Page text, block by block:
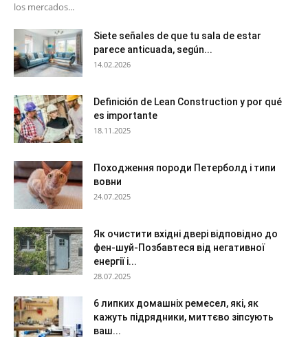
los mercados...
Siete señales de que tu sala de estar
parece anticuada, según...
14.02.2026
Definición de Lean Construction y por qué
es importante
18.11.2025
Походження породи Петерболд і типи
вовни
24.07.2025
Як очистити вхідні двері відповідно до
фен-шуй-Позбавтеся від негативної
енергії і...
28.07.2025
6 липких домашніх ремесел, які, як
кажуть підрядники, миттєво зіпсують
ваш...